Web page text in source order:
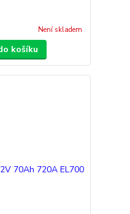
Není skladem
košíku